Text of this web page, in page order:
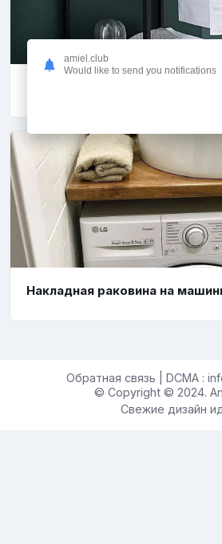
Накладная раковина на
Обратная связь | DCMA :
© Copyright © 2024.
Свежие дизайн
amiel.club
Would like to send you notifications